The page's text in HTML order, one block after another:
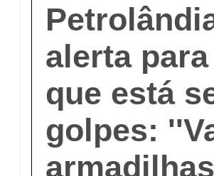
alerta
que está
golpes: